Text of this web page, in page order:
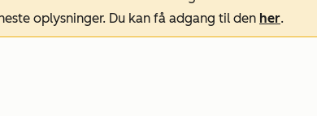
oplysninger. Du kan få adgang til den her.